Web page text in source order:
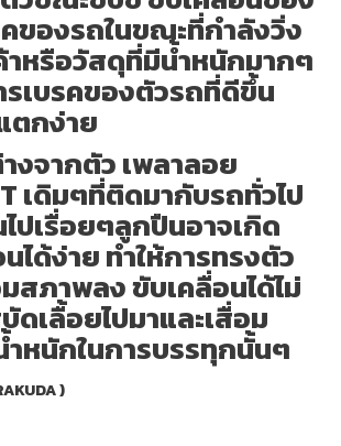
ของรถในขณะที่กำลังวิ่ง
หรือวัสดุที่มีน้ำหนักมากๆ
รเบรคของตัวรถที่ดีขึ้น
ตกง่าย
งจากตัว เพลาลอย
เดิมๆที่ติดมากับรถทั่วไป
ไปเรื่อยๆลูกปืนอาจเกิด
ได้ง่าย ทำให้การทรงตัว
สภาพลง ขับเคลื่อนได้ไม่
ดเลื้อยไปมาและเสื่อม
หนักในการบรรทุกนั้นๆ
)